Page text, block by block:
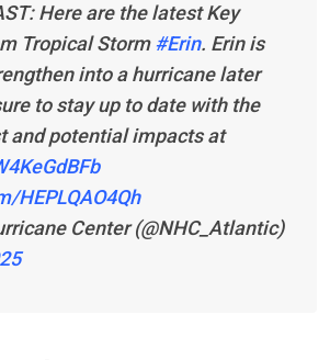
Here are the latest Key
Tropical Storm #Erin. Erin is
into a hurricane later
to stay up to date with the
and potential impacts at
HEPLQAO4Qh
Center (@NHC_Atlantic)